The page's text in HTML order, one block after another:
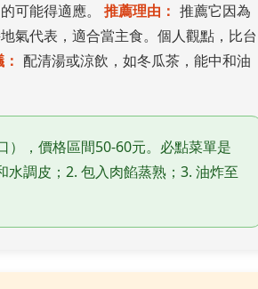
可能得適應。 推薦理由： 推薦它因為
氣代表，適合當主食。個人觀點，比台
配清湯或涼飲，如冬瓜茶，能中和油
），價格區間50-60元。必點菜單是
調皮；2. 包入肉餡蒸熟；3. 油炸至